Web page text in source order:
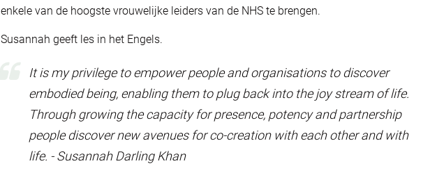
enkele van de hoogste vrouwelijke leiders van de NHS te brengen.
Susannah geeft les in het Engels.
It is my privilege to empower people and organisations to discover
embodied being, enabling them to plug back into the joy stream of life.
Through growing the capacity for presence, potency and partnership
people discover new avenues for co-creation with each other and with
life. - Susannah Darling Khan